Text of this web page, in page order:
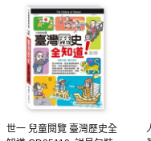
世一 兒童閱覽 臺灣歷史全